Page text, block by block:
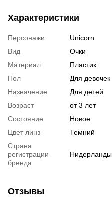
Характеристики
Персонажи
Unicorn
Вид
Очки
Материал
Пластик
Пол
Для девочек
Назначение
Для детей
Возраст
от 3 лет
Состояние
Новое
Цвет линз
Темний
Страна
регистрации
бренда
Нидерланды
Отзывы